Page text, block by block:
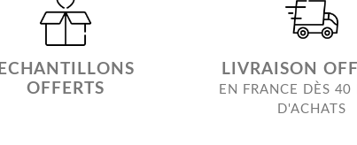
ECHANTILLONS
OFFERTS
LIVRAISON
EN FRANCE DÈS 40
D'ACHATS